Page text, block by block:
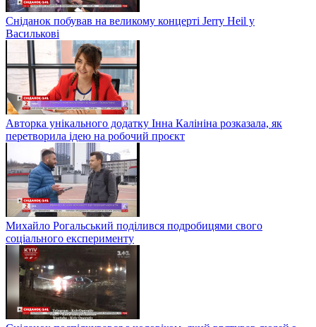
Сніданок побував на великому концерті Jerry Heil у
Василькові
Авторка унікального додатку Інна Калініна розказала, як
перетворила ідею на робочий проєкт
Михайло Рогальський поділився подробицями свого
соціального експерименту